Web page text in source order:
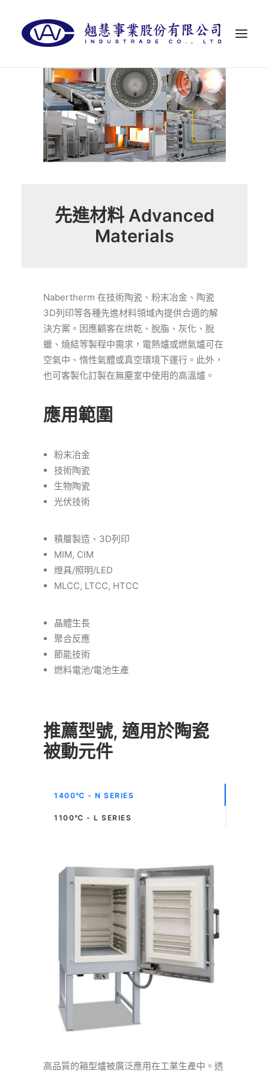
關於翹慧
代理品牌
最新消息
先進材料 Advanced
Materials
Nabertherm 在技術陶瓷、粉末冶金、陶瓷
3D列印等各種先進材料領域內提供合適的解
決方案。因應顧客在烘乾、脫脂、灰化、脫
蠟、燒結等製程中需求，電熱爐或燃氣爐可在
空氣中、惰性氣體或真空環境下運行。此外，
也可客製化訂製在無塵室中使用的高溫爐。
應用範圍
粉末冶金
技術陶瓷
生物陶瓷
光伏技術
積層製造、3D列印
MIM, CIM
燈具/照明/LED
MLCC, LTCC, HTCC
晶體生長
聚合反應
節能技術
燃料電池/電池生產
推薦型號, 適用於陶瓷
被動元件
1400℃ - N SERIES
1100℃ - L SERIES
高品質的箱型爐被廣泛應用在工業生產中。透